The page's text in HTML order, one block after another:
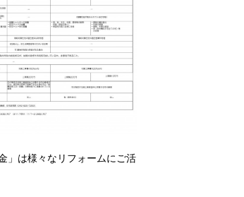
」は様々なリフォームにご活